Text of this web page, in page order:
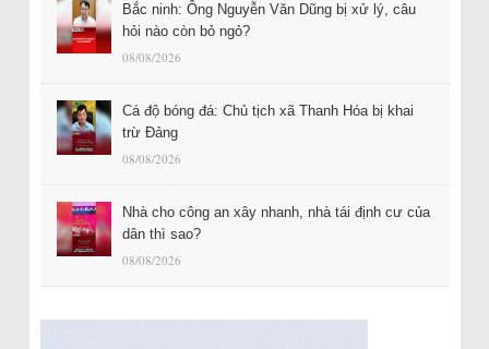
Bắc ninh: Ông Nguyễn Văn Dũng bị xử lý, câu
hỏi nào còn bỏ ngỏ?
08/08/2026
Cá độ bóng đá: Chủ tịch xã Thanh Hóa bị khai
trừ Đảng
08/08/2026
Nhà cho công an xây nhanh, nhà tái định cư của
dân thì sao?
08/08/2026